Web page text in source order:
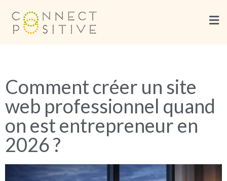
Comment créer un site
web professionnel quand
on est entrepreneur en
2026 ?